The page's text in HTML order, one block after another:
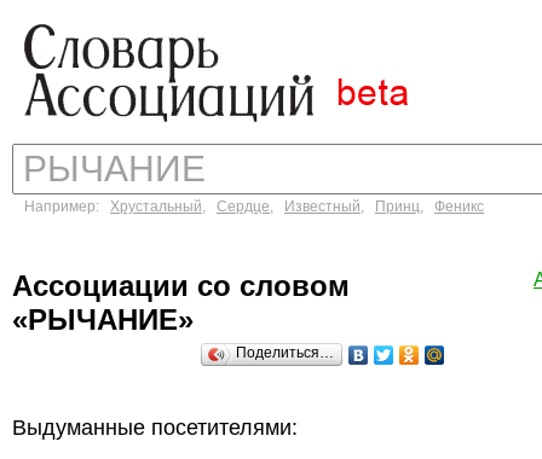
Например: Хрустальный, Сердце, Известный, Принц, Феникс
Ассоциации со словом
«РЫЧАНИЕ»
Поделиться…
Выдуманные посетителями: